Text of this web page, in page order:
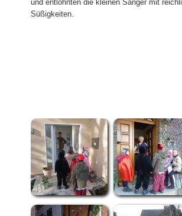
und entlohnten die kleinen Sänger mit
Süßigkeiten.